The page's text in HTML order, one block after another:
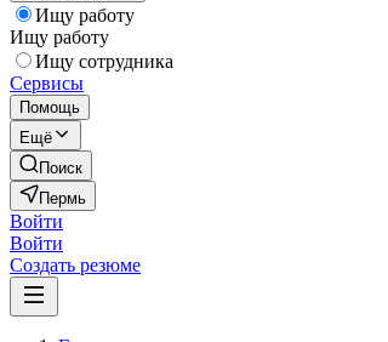
Ищу работу
Ищу работу
Ищу сотрудника
Сервисы
Помощь
Ещё
Поиск
Пермь
Войти
Войти
Создать резюме